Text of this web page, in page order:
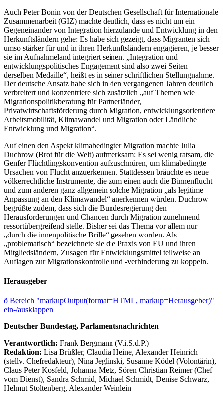
Auch Peter Bonin von der Deutschen Gesellschaft für Internationale
Zusammenarbeit (GIZ) machte deutlich, dass es nicht um ein
Gegeneinander von Integration hierzulande und Entwicklung in den
Herkunftsländern gehe: Es habe sich gezeigt, dass Migranten sich
umso stärker für und in ihren Herkunftsländern engagieren, je besser
sie im Aufnahmeland integriert seinen. „Integration und
entwicklungspolitisches Engagement sind also zwei Seiten
derselben Medaille“, heißt es in seiner schriftlichen Stellungnahme.
Der deutsche Ansatz habe sich in den vergangenen Jahren deutlich
verbreitert und konzentriere sich zusätzlich „auf Themen wie
Migrationspolitikberatung für Partnerländer,
Privatwirtschaftsförderung durch Migration, entwicklungsorientiere
Arbeitsmobilität, Klimawandel und Migration oder Ländliche
Entwicklung und Migration“.
Auf einen den Aspekt klimabedingter Migration machte Julia
Duchrow (Brot für die Welt) aufmerksam: Es sei wenig ratsam, die
Genfer Flüchtlingskonvention aufzuschnüren, um klimabedingte
Ursachen von Flucht anzuerkennen. Stattdessen bräuchte es neue
völkerrechtliche Instrumente, die zum einen auch die Binnenflucht
und zum anderen ganz allgemein solche Migration „als legitime
Anpassung an den Klimawandel“ anerkennen würden. Duchrow
begrüßte zudem, dass sich die Bundesregierung den
Herausforderungen und Chancen durch Migration zunehmend
ressortübergreifend stelle. Bisher sei das Thema vor allem nur
„durch die innenpolitische Brille“ gesehen worden. Als
„problematisch“ bezeichnete sie die Praxis von EU und ihren
Mitgliedsländern, Zusagen für Entwicklungsmittel teilweise an
Auflagen zur Migrationskontrolle und -verhinderung zu koppeln.
Herausgeber
ö Bereich "markupOutput(format=HTML, markup=Herausgeber)"
ein-/ausklappen
Deutscher Bundestag, Parlamentsnachrichten
Verantwortlich: Frank Bergmann (V.i.S.d.P.)
Redaktion: Lisa Brüßler, Claudia Heine, Alexander Heinrich
(stellv. Chefredakteur), Nina Jeglinski, Susanne Ködel (Volontärin),
Claus Peter Kosfeld, Johanna Metz, Sören Christian Reimer (Chef
vom Dienst), Sandra Schmid, Michael Schmidt, Denise Schwarz,
Helmut Stoltenberg, Alexander Weinlein